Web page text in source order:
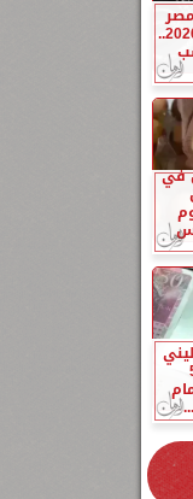
اليوم 5 أغسطس 2026..
في
5
أمام